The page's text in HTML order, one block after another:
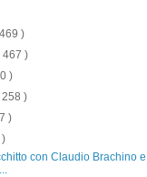
)
467 )
)
258 )
)
)
con Claudio Brachino e